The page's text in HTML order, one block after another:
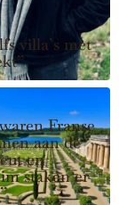
villa’s met
Franse
aan de
en
staken er